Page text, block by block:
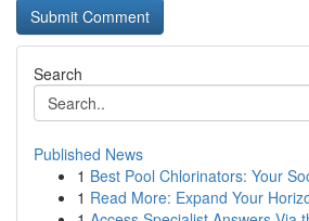
Search
Published News
1 Best Pool Chlorinators: Your
1 Read More: Expand Your